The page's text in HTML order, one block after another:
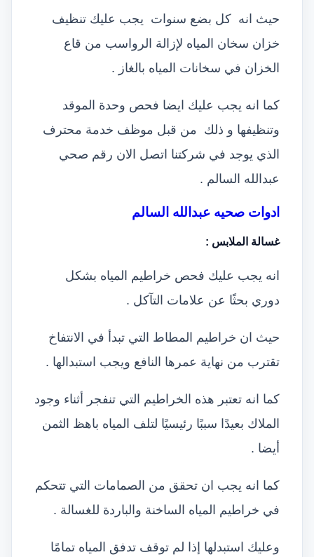
حيث انه كل بضع سنوات يجب عليك تنظيف
خزان سخان المياه لإزالة الرواسب من قاع
الخزان في سخانات المياه بالغاز .
كما انه يجب عليك ايضا فحص وحدة الموقد
وتنظيفها و ذلك من قبل موظف خدمة محترف
الذي يوجد في شركتنا اتصل الان رقم صحي
عبدالله السالم .
ادوات صحيه عبدالله السالم
غسالة الملابس :
انه يجب عليك فحص خراطيم المياه بشكل
دوري بحثًا عن علامات التآكل .
حيث ان خراطيم المطاط التي تبدأ في الانتفاخ
تقترب من نهاية عمرها النافع ويجب استبدالها .
كما انه تعتبر هذه الخراطيم التي تنفجر أثناء وجود
الملاك بعيدًا سببًا رئيسيًا لتلف المياه باهظ الثمن
أيضا .
كما انه يجب ان تحقق من الصمامات التي تتحكم
في خراطيم المياه الساخنة والباردة للغسالة .
وعليك استبدلها إذا لم توقف تدفق المياه تمامًا